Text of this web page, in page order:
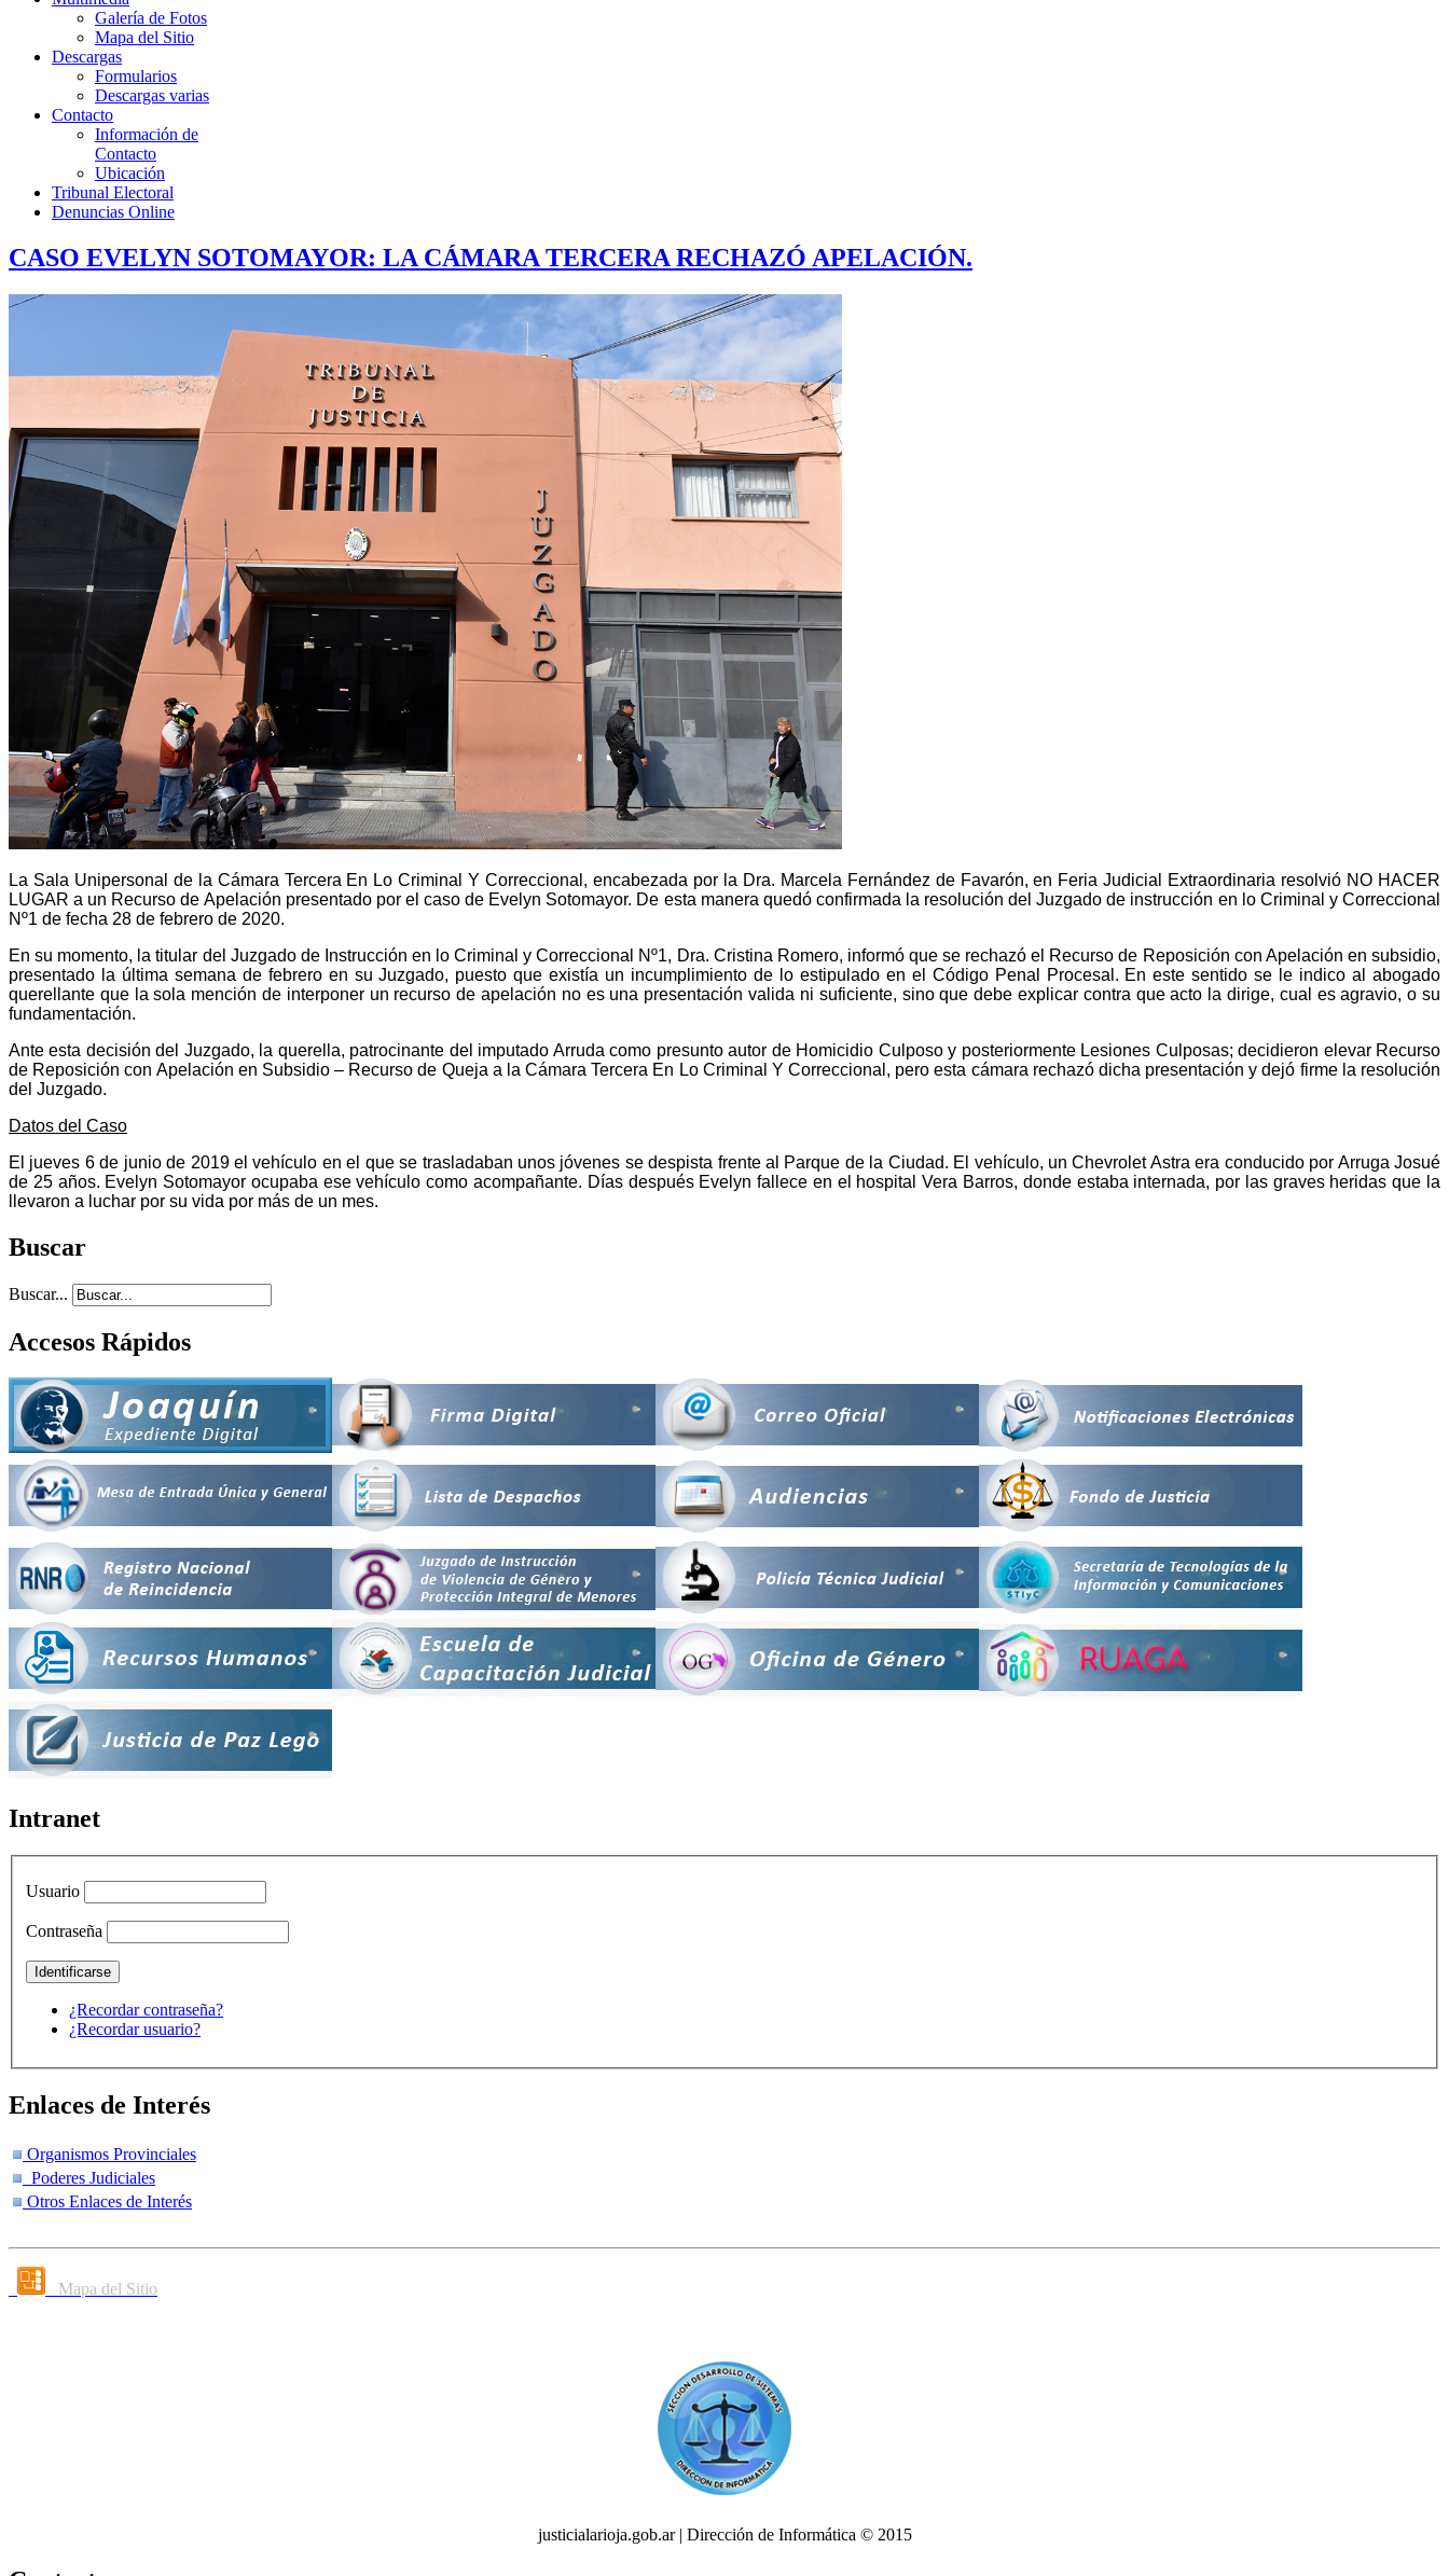
Galería de Fotos
Mapa del Sitio
Descargas
Formularios
Descargas varias
Contacto
Información de
Contacto
Ubicación
Tribunal Electoral
Denuncias Online
CASO EVELYN SOTOMAYOR: LA CÁMARA TERCERA RECHAZÓ APELACIÓN.
La Sala Unipersonal de la Cámara Tercera En Lo Criminal Y Correccional, encabezada por la Dra. Marcela Fernández de Favarón, en Feria Judicial Extraordinaria resolvió NO HACER
LUGAR a un Recurso de Apelación presentado por el caso de Evelyn Sotomayor. De esta manera quedó confirmada la resolución del Juzgado de instrucción en lo Criminal y Correccional
Nº1 de fecha 28 de febrero de 2020.
En su momento, la titular del Juzgado de Instrucción en lo Criminal y Correccional Nº1, Dra. Cristina Romero, informó que se rechazó el Recurso de Reposición con Apelación en subsidio,
presentado la última semana de febrero en su Juzgado, puesto que existía un incumplimiento de lo estipulado en el Código Penal Procesal. En este sentido se le indico al abogado
querellante que la sola mención de interponer un recurso de apelación no es una presentación valida ni suficiente, sino que debe explicar contra que acto la dirige, cual es agravio, o su
fundamentación.
Ante esta decisión del Juzgado, la querella, patrocinante del imputado Arruda como presunto autor de Homicidio Culposo y posteriormente Lesiones Culposas; decidieron elevar Recurso
de Reposición con Apelación en Subsidio – Recurso de Queja a la Cámara Tercera En Lo Criminal Y Correccional, pero esta cámara rechazó dicha presentación y dejó firme la resolución
del Juzgado.
Datos del Caso
El jueves 6 de junio de 2019 el vehículo en el que se trasladaban unos jóvenes se despista frente al Parque de la Ciudad. El vehículo, un Chevrolet Astra era conducido por Arruga Josué
de 25 años. Evelyn Sotomayor ocupaba ese vehículo como acompañante. Días después Evelyn fallece en el hospital Vera Barros, donde estaba internada, por las graves heridas que la
llevaron a luchar por su vida por más de un mes.
Buscar
Buscar...
Accesos Rápidos
Intranet
Usuario
Contraseña
¿Recordar contraseña?
¿Recordar usuario?
Enlaces de Interés
Organismos Provinciales
Poderes Judiciales
Otros Enlaces de Interés
Mapa del Sitio
justicialarioja.gob.ar | Dirección de Informática © 2015